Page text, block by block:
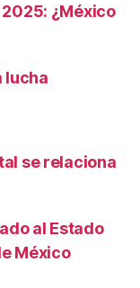
¿México
lucha
se relaciona
al Estado
México